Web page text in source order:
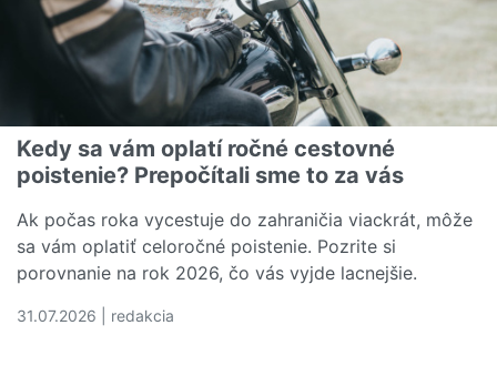
Kedy sa vám oplatí ročné cestovné
poistenie? Prepočítali sme to za vás
Ak počas roka vycestuje do zahraničia viackrát, môže
sa vám oplatiť celoročné poistenie. Pozrite si
porovnanie na rok 2026, čo vás vyjde lacnejšie.
31.07.2026 | redakcia